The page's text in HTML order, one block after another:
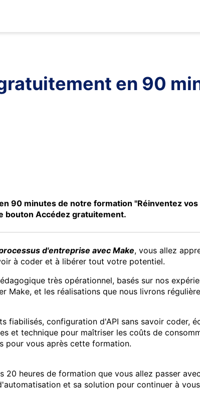
en 90
90 minutes de notre formation "Réinventez
bouton Accédez gratuitement.
d'entreprise avec Make, vous allez
à coder et à libérer tout votre potentiel.
très opérationnel, basés sur nos
Make, et les réalisations que nous livrons
fiabilisés, configuration d'API sans savoir coder,
et technique pour maîtriser les coûts de
pour vous après cette formation.
20 heures de formation que vous allez passer
et sa solution pour continuer à